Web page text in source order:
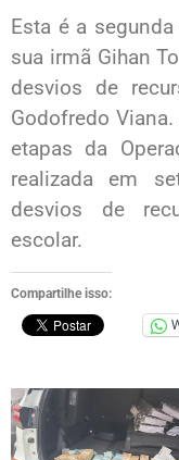
Esta é a
sua irmã Gihan
desvios de
Godofredo
etapas da
realizada em
desvios de
escolar.
Compartilhe isso: